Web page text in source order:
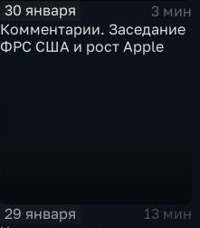
30 января
3 мин
Комментарии. Заседание
ФРС США и рост Apple
29 января
13 мин